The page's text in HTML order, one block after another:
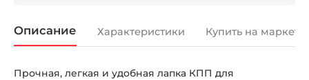
Описание Характеристики Купить на
Прочная, легкая и удобная лапка КПП для